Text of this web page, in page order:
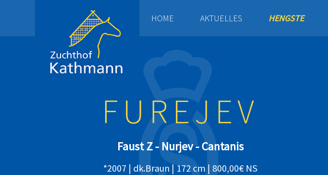
HOME AKTUELLES HENGSTE
FUREJEV
Faust Z - Nurjev - Cantanis
*2007 | dk.Braun | 172 cm | 800,00€ NS